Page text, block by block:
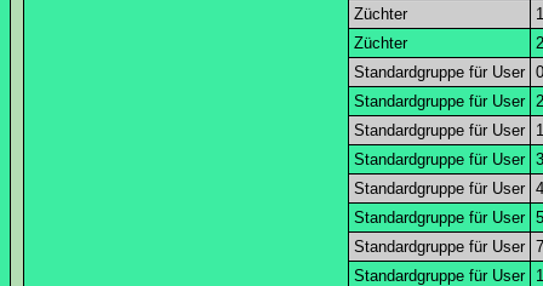
Züchter
Züchter
Standardgruppe für User 0
Standardgruppe für User
Standardgruppe für User
Standardgruppe für User
Standardgruppe für User
Standardgruppe für User
Standardgruppe für User
Standardgruppe für User